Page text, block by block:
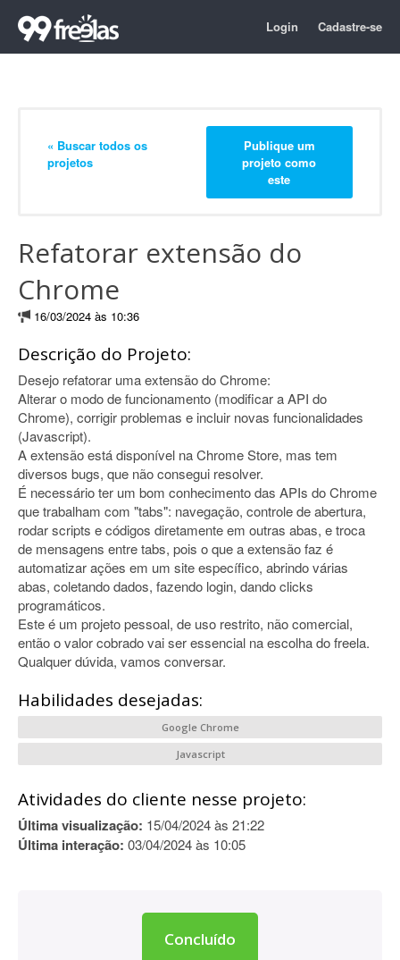
Login Cadastre-se
« Buscar todos os
projetos
Publique um
projeto como
este
Refatorar extensão do
Chrome
16/03/2024 às 10:36
Descrição do Projeto:
Desejo refatorar uma extensão do Chrome:
Alterar o modo de funcionamento (modificar a API do
Chrome), corrigir problemas e incluir novas funcionalidades
(Javascript).
A extensão está disponível na Chrome Store, mas tem
diversos bugs, que não consegui resolver.
É necessário ter um bom conhecimento das APIs do Chrome
que trabalham com "tabs": navegação, controle de abertura,
rodar scripts e códigos diretamente em outras abas, e troca
de mensagens entre tabs, pois o que a extensão faz é
automatizar ações em um site específico, abrindo várias
abas, coletando dados, fazendo login, dando clicks
programáticos.
Este é um projeto pessoal, de uso restrito, não comercial,
então o valor cobrado vai ser essencial na escolha do freela.
Qualquer dúvida, vamos conversar.
Habilidades desejadas:
Google Chrome
Javascript
Atividades do cliente nesse projeto:
Última visualização: 15/04/2024 às 21:22
Última interação: 03/04/2024 às 10:05
Concluído